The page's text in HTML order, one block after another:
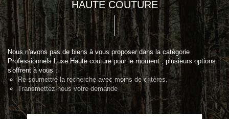
HAUTE COUTURE
Nous n'avons pas de biens à vous proposer dans la catégorie
Professionnels Luxe Haute couture pour le moment , plusieurs options
s'offrent à vous :
Re-soumettre la recherche avec moins de critères.
Transmettez-nous votre demande